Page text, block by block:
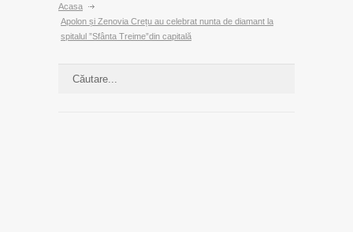
Acasa
Apolon și Zenovia Crețu au celebrat nunta de diamant la
spitalul ”Sfânta Treime”din capitală